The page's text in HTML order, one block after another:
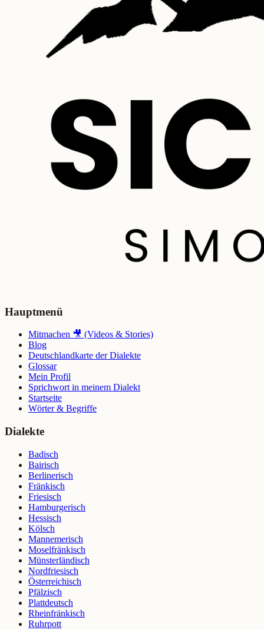
Hauptmenü
Mitmachen 🎥 (Videos & Stories)
Blog
Deutschlandkarte der Dialekte
Glossar
Mein Profil
Sprichwort in meinem Dialekt
Startseite
Wörter & Begriffe
Dialekte
Badisch
Bairisch
Berlinerisch
Fränkisch
Friesisch
Hamburgerisch
Hessisch
Kölsch
Mannemerisch
Moselfränkisch
Münsterländisch
Nordfriesisch
Österreichisch
Pfälzisch
Plattdeutsch
Rheinfränkisch
Ruhrpott